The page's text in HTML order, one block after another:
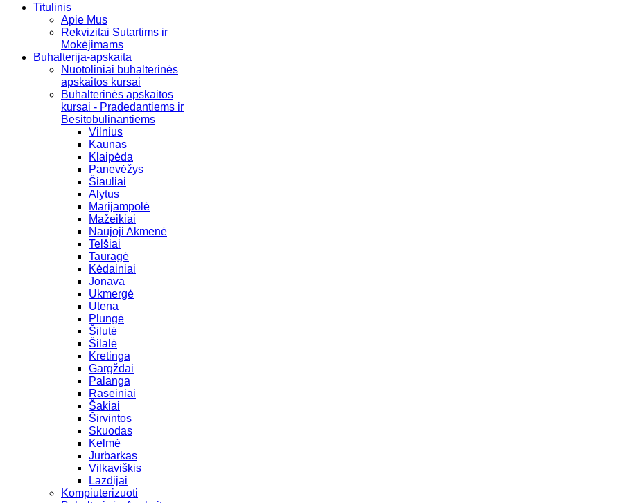
Titulinis
Apie Mus
Rekvizitai Sutartims ir
Mokėjimams
Buhalterija-apskaita
Nuotoliniai buhalterinės
apskaitos kursai
Buhalterinės apskaitos
kursai - Pradedantiems ir
Besitobulinantiems
Vilnius
Kaunas
Klaipėda
Panevėžys
Šiauliai
Alytus
Marijampolė
Mažeikiai
Naujoji Akmenė
Telšiai
Tauragė
Kėdainiai
Jonava
Ukmergė
Utena
Plungė
Šilutė
Šilalė
Kretinga
Gargždai
Palanga
Raseiniai
Šakiai
Širvintos
Skuodas
Kelmė
Jurbarkas
Vilkaviškis
Lazdijai
Kompiuterizuoti